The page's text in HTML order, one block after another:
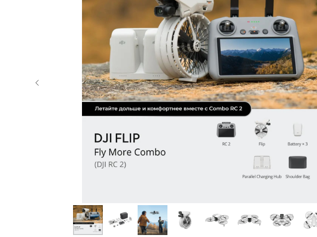
Быстрая доставка
Гарантия 1 год Помощь